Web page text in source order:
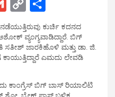
G
m
ail
C
o
py
Li
n
k
h
ar
e
ನಡೆಯುತ್ತಿರುವು ಕುರ್ಚಿ ಕದನದ
ವ್ಯಂಗ್ಯವಾಡಿದ್ದಾರೆ. ಬಿಗ್
ಸತೀಶ್ ಜಾರಕಿಹೊಳಿ ಮತ್ತು ಡಾ. ಜಿ.
ಕಾಯುತ್ತಿದ್ದಾರೆ ಎಮದು ಲೇವಡಿ
ಕಾಂಗ್ರೆಸ್ ಬಿಗ್ ಬಾಸ್ ರಿಯಾಲಿಟಿ